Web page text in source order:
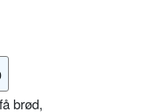
brød,